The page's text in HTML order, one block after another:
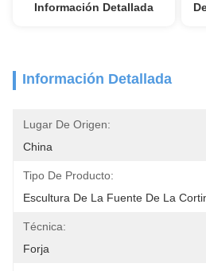
Información Detallada
Información Detallada
Lugar De Origen:
China
Tipo De Producto:
Escultura De La Fuente De La
Técnica:
Forja